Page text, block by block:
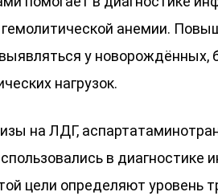
анемии.
у новорождённых,
нагрузок.
на ЛДГ,
в диагностике
цели определяют уровень